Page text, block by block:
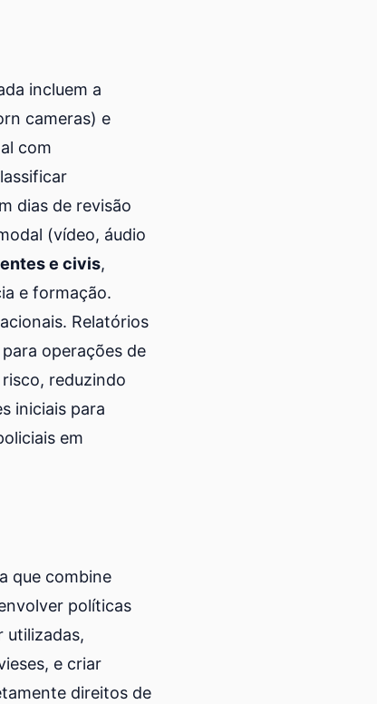
incluem a
cameras) e
com
dias de revisão
(vídeo, áudio
e civis,
e formação.
Relatórios
operações de
reduzindo
iniciais para
em
que combine
políticas
utilizadas,
e criar
direitos de